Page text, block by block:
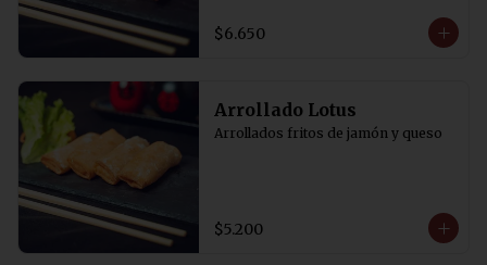
$6.650
Arrollado Lotus
Arrollados fritos de jamón y queso
$5.200